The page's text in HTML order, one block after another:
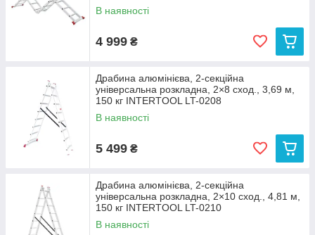
В наявності
4 999 ₴
Драбина алюмінієва, 2‑секційна
універсальна розкладна, 2×8 сход., 3,69 м,
150 кг INTERTOOL LT-0208
В наявності
5 499 ₴
Драбина алюмінієва, 2‑секційна
універсальна розкладна, 2×10 сход., 4,81 м,
150 кг INTERTOOL LT-0210
В наявності